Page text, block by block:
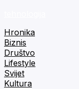
Hronika
Biznis
Društvo
Lifestyle
Svijet
Kultura